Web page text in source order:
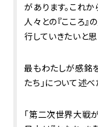
があります。これ
人々との『こころ
行していきたいと思
最もわたしが感銘
たち」について述
「第二次世界大戦